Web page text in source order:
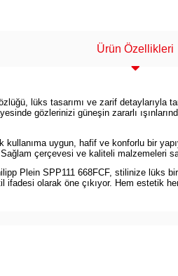
Ürün Özellikleri
lüks tasarımı ve zarif detaylarıyla
gözlerinizi güneşin zararlı
kullanıma uygun, hafif ve konforlu bir
çerçevesi ve kaliteli malzemeleri
Plein SPP111 668FCF, stilinize lüks
ifadesi olarak öne çıkıyor. Hem estetik